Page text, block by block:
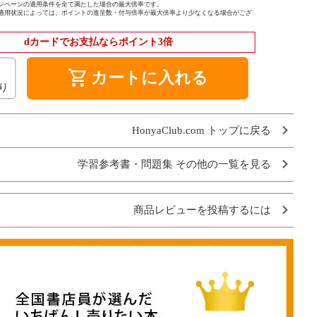
ペーンの適用条件を全て満たした場合の最大倍率です。
用状況によっては、ポイントの進呈数・付与倍率が最大倍率より少なくなる場合がござ
dカードでお支払ならポイント3倍
shopping_cart カートに入れる
HonyaClub.com トップに戻る
学習参考書・問題集 その他の一覧を見る
商品レビューを投稿するには